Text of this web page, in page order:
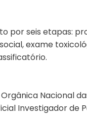
por seis etapas:
exame
Nacional
Investigador de